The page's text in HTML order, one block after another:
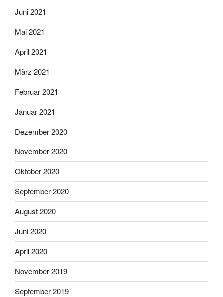
Juni 2021
Mai 2021
April 2021
März 2021
Februar 2021
Januar 2021
Dezember 2020
November 2020
Oktober 2020
September 2020
August 2020
Juni 2020
April 2020
November 2019
September 2019